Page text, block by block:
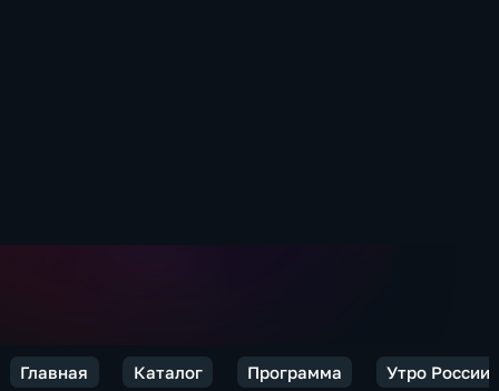
Главная Каталог Программа Утро